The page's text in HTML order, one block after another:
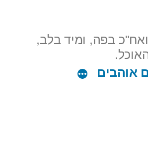
בפה, ומיד בלב,
אוהבים